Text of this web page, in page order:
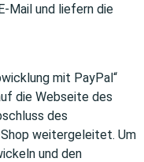
Mail und liefern die
mit PayPal“
die Webseite des
des
weitergeleitet. Um
und den